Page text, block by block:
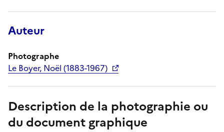
Auteur
Photographe
Le Boyer, Noël (1883-1967)
Description de la photographie ou
du document graphique